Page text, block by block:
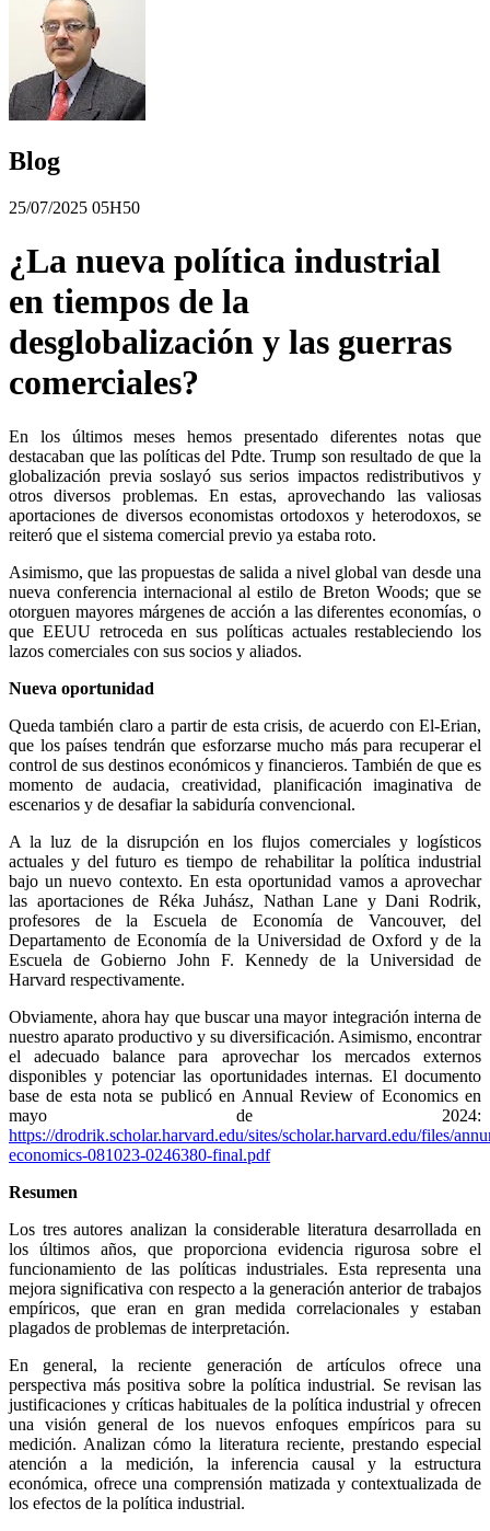
Blog
25/07/2025 05H50
¿La nueva política industrial
en tiempos de la
desglobalización y las guerras
comerciales?
En los últimos meses hemos presentado diferentes notas que
destacaban que las políticas del Pdte. Trump son resultado de que la
globalización previa soslayó sus serios impactos redistributivos y
otros diversos problemas. En estas, aprovechando las valiosas
aportaciones de diversos economistas ortodoxos y heterodoxos, se
reiteró que el sistema comercial previo ya estaba roto.
Asimismo, que las propuestas de salida a nivel global van desde una
nueva conferencia internacional al estilo de Breton Woods; que se
otorguen mayores márgenes de acción a las diferentes economías, o
que EEUU retroceda en sus políticas actuales restableciendo los
lazos comerciales con sus socios y aliados.
Nueva oportunidad
Queda también claro a partir de esta crisis, de acuerdo con El-Erian,
que los países tendrán que esforzarse mucho más para recuperar el
control de sus destinos económicos y financieros. También de que es
momento de audacia, creatividad, planificación imaginativa de
escenarios y de desafiar la sabiduría convencional.
A la luz de la disrupción en los flujos comerciales y logísticos
actuales y del futuro es tiempo de rehabilitar la política industrial
bajo un nuevo contexto. En esta oportunidad vamos a aprovechar
las aportaciones de Réka Juhász, Nathan Lane y Dani Rodrik,
profesores de la Escuela de Economía de Vancouver, del
Departamento de Economía de la Universidad de Oxford y de la
Escuela de Gobierno John F. Kennedy de la Universidad de
Harvard respectivamente.
Obviamente, ahora hay que buscar una mayor integración interna de
nuestro aparato productivo y su diversificación. Asimismo, encontrar
el adecuado balance para aprovechar los mercados externos
disponibles y potenciar las oportunidades internas. El documento
base de esta nota se publicó en Annual Review of Economics en
mayo de 2024:
https://drodrik.scholar.harvard.edu/sites/scholar.harvard.edu/files/
economics-081023-0246380-final.pdf
Resumen
Los tres autores analizan la considerable literatura desarrollada en
los últimos años, que proporciona evidencia rigurosa sobre el
funcionamiento de las políticas industriales. Esta representa una
mejora significativa con respecto a la generación anterior de trabajos
empíricos, que eran en gran medida correlacionales y estaban
plagados de problemas de interpretación.
En general, la reciente generación de artículos ofrece una
perspectiva más positiva sobre la política industrial. Se revisan las
justificaciones y críticas habituales de la política industrial y ofrecen
una visión general de los nuevos enfoques empíricos para su
medición. Analizan cómo la literatura reciente, prestando especial
atención a la medición, la inferencia causal y la estructura
económica, ofrece una comprensión matizada y contextualizada de
los efectos de la política industrial.